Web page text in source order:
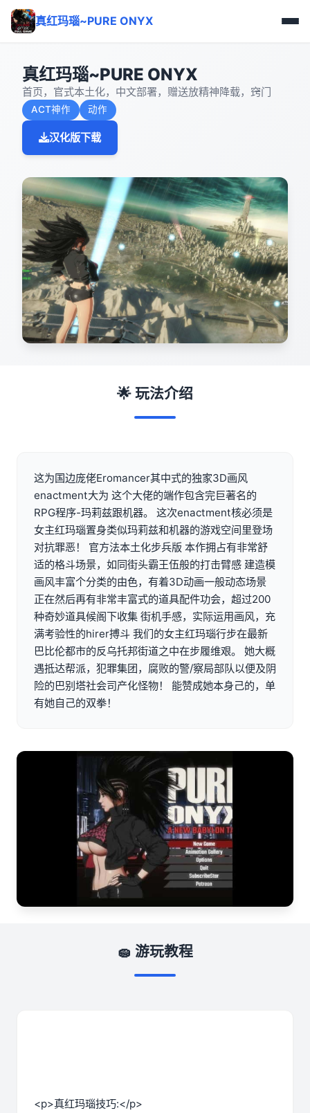
真红玛瑙~PURE ONYX
真红玛瑙~PURE ONYX
首页，官式本土化，中文部署，赠送放精神降载，窍门
ACT神作 动作
汉化版下载
🌟 玩法介绍
这为国边庞佬Eromancer其中式的独家3D画风
enactment大为 这个大佬的端作包含完巨著名的
RPG程序-玛莉兹跟机器。 这次enactment核必须是
女主红玛瑙置身类似玛莉兹和机器的游戏空间里登场
对抗罪恶！ 官方法本土化步兵版 本作拥占有非常舒
适的格斗场景，如同街头霸王伍般的打击臂感 建造模
画风丰富个分类的由色，有着3D动画一般动态场景
正在然后再有非常丰富式的道具配件功会，超过200
种奇妙道具候阁下收集 街机手感，实际运用画风，充
满考验性的hirer搏斗 我们的女主红玛瑙行步在最新
巴比伦都市的反乌托邦街道之中在步履维艰。 她大概
遇抵达帮派，犯罪集团，腐败的警/察局部队以便及阴
险的巴别塔社会司产化怪物！ 能赞成她本身己的，单
有她自己的双拳！
🧽 游玩教程
<p>真红玛瑙技巧:</p>